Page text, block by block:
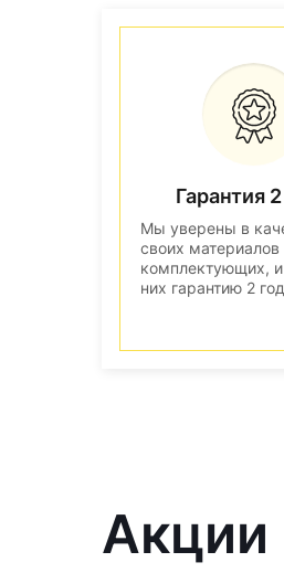
Гарантия
Мы уверены в
своих материалов
комплектующих,
них гарантию 2
Акции